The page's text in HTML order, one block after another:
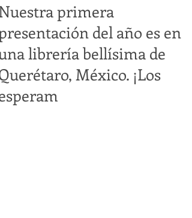
primera
del año es en
librería bellísima de
México. ¡Los